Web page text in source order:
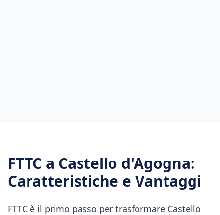
FTTC a Castello d'Agogna:
Caratteristiche e Vantaggi
FTTC è il primo passo per trasformare Castello